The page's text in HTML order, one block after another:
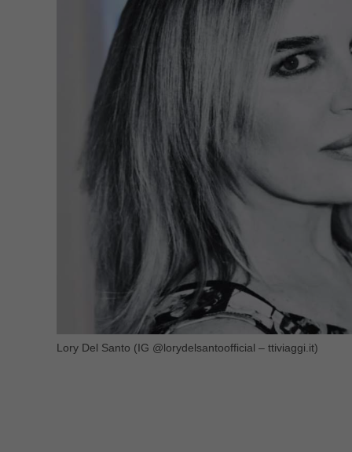
Lory Del Santo (IG @lorydelsantoofficial – ttiviaggi.it)